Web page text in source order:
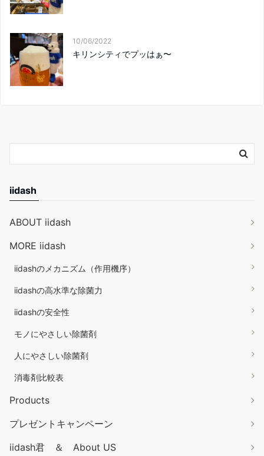
10/06/2022
キリンシティでプッはぁ〜
iidash
ABOUT iidash
MORE iidash
iidashのメカニズム（作用機序）
iidashの高水準な除菌力
iidashの安全性
モノにやさしい除菌剤
人にやさしい除菌剤
消毒剤比較表
Products
プレゼントキャンペーン
iidash君 ＆ About US